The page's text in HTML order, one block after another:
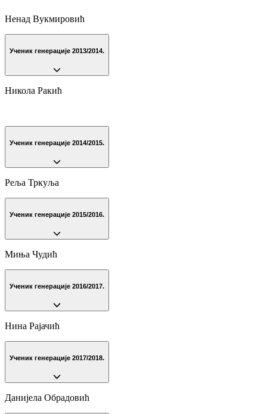
Ненад Вукмировић
Ученик генерације 2013/2014.
Никола Ракић
Ученик генерације 2014/2015.
Реља Тркуља
Ученик генерације 2015/2016.
Миња Чудић
Ученик генерације 2016/2017.
Нина Рајачић
Ученик генерације 2017/2018.
Данијела Обрадовић